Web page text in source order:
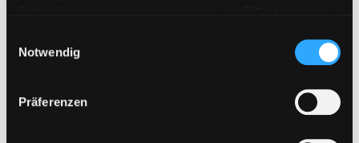
Cookies von Drittanbietern, eine Verarbeitung in
unsicheren Drittländern (Länder außerhalb des EWR
ohne adäquates Datenschutzniveau) stattfinden kann. In
diesem Zusammenhang können aktuell Risiken für
Notwendig
Präferenzen
E-Medien
Mediengruppe